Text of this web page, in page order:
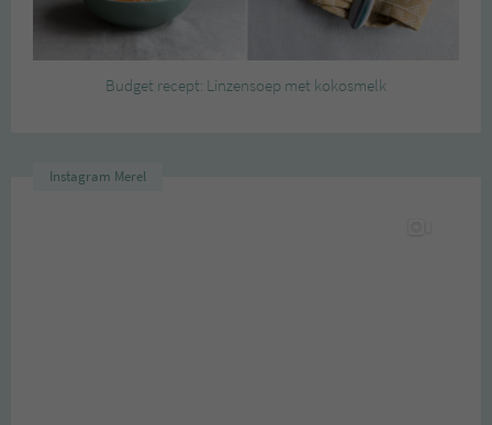
Budget recept: Linzensoep met kokosmelk
Instagram Merel